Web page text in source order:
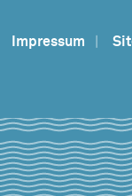
Impressum